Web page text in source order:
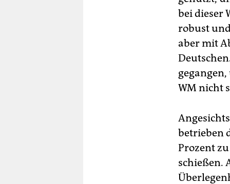
bei dieser
robust
aber mit
WM nicht
betrieben
Prozent
schießen.